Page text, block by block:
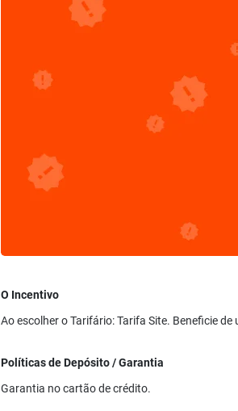
O Incentivo
Ao escolher o Tarifário: Tarifa Site. Beneficie de
Políticas de Depósito / Garantia
Garantia no cartão de crédito.